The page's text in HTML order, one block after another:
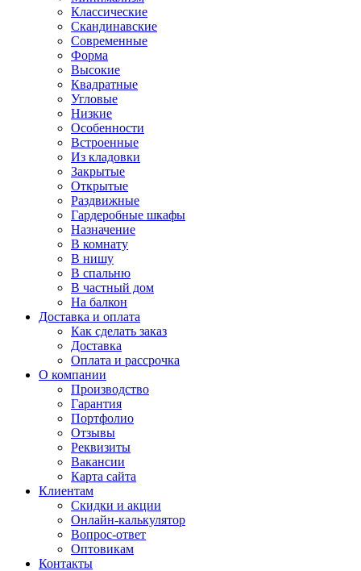
Классические
Скандинавские
Современные
Форма
Высокие
Квадратные
Угловые
Низкие
Особенности
Встроенные
Из кладовки
Закрытые
Открытые
Раздвижные
Гардеробные шкафы
Назначение
В комнату
В нишу
В спальню
В частный дом
На балкон
Доставка и оплата
Как сделать заказ
Доставка
Оплата и рассрочка
О компании
Производство
Гарантия
Портфолио
Отзывы
Реквизиты
Вакансии
Карта сайта
Клиентам
Скидки и акции
Онлайн-калькулятор
Вопрос-ответ
Оптовикам
Контакты